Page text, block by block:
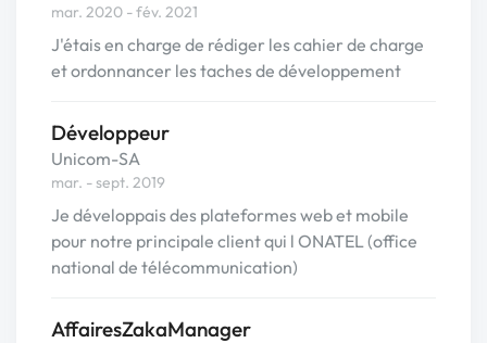
mar. 2020 - fév. 2021
J'étais en charge de rédiger les cahier de charge
et ordonnancer les taches de développement
Développeur
Unicom-SA
mar. - sept. 2019
Je développais des plateformes web et mobile
pour notre principale client qui l ONATEL (office
national de télécommunication)
AffairesZakaManager